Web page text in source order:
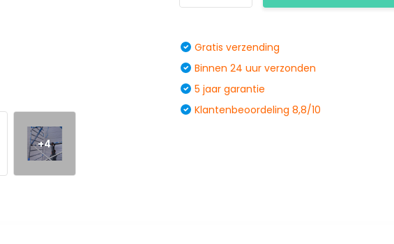
+4
Gratis verzending
Binnen 24 uur verzonden
5 jaar garantie
Klantenbeoordeling 8,8/10